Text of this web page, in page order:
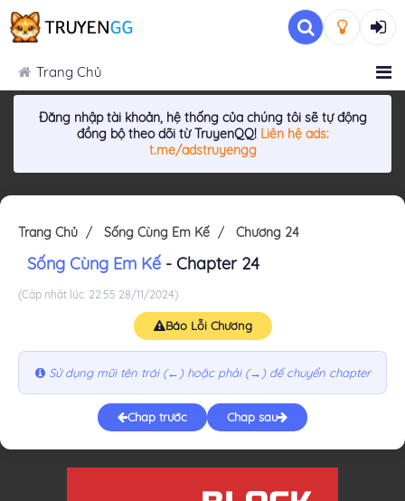
Trang Chủ
Đăng nhập tài khoản, hệ thống của chúng tôi sẽ tự động
đồng bộ theo dõi từ TruyenQQ! Liên hệ ads:
t.me/adstruyengg
Trang Chủ Sống Cùng Em Kế Chương 24
Sống Cùng Em Kế - Chapter 24
(Cập nhật lúc: 22:55 28/11/2024)
Báo Lỗi Chương
Sử dụng mũi tên trái (←) hoặc phải (→) để chuyển chapter
Chap trước Chap sau